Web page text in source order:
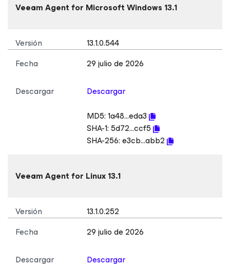
Veeam Agentfor Microsoft Windows 13.1
Versión
13.1.0.544
Fecha
29 julio de 2026
Descargar
Descargar
MD5:1a48...eda3
SHA-1:5d72...ccf5
SHA-256:e3cb...abb2
Veeam Agentfor Linux13.1
Versión
13.1.0.252
Fecha
29 julio de 2026
Descargar
Descargar